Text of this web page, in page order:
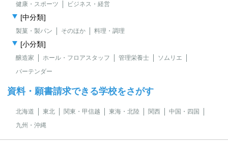
健康・スポーツ
ビジネス・経営
[中分類]
製菓・製パン そのほか 料理・調理
[小分類]
醸造家 ホール・フロアスタッフ 管理栄養士
ソムリエ
バーテンダー
資料・願書請求できる学校をさがす
北海道 東北 関東・甲信越 東海・北陸 関西
中国・四国
九州・沖縄